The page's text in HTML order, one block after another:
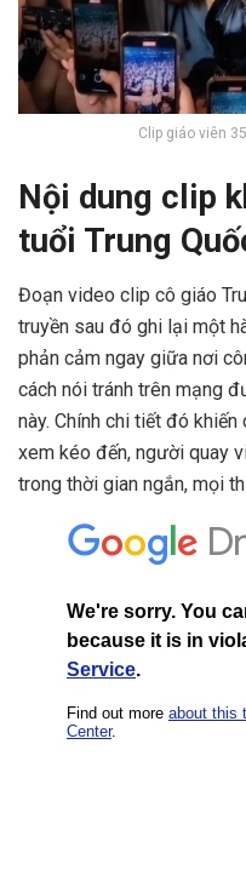
Clip giáo viên
Nội dung clip
tuổi Trung
Đoạn video clip cô giáo
truyền sau đó ghi lại một
phản cảm ngay giữa nơi
cách nói tránh trên mạng
này. Chính chi tiết đó
xem kéo đến, người quay
trong thời gian ngắn, mọi